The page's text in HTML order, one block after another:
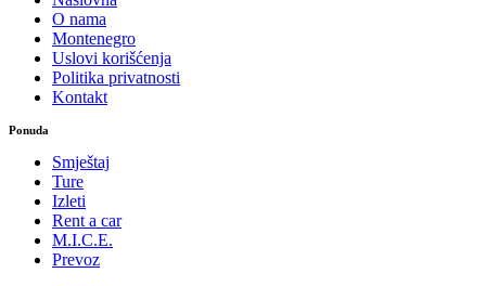
O nama
Montenegro
Uslovi korišćenja
Politika privatnosti
Kontakt
Ponuda
Smještaj
Ture
Izleti
Rent a car
M.I.C.E.
Prevoz